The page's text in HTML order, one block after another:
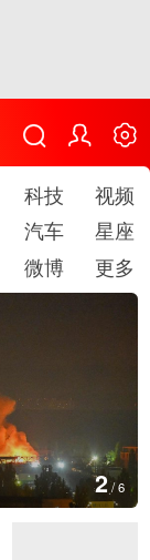
科技
视频
汽车
星座
微博 更多
3/6